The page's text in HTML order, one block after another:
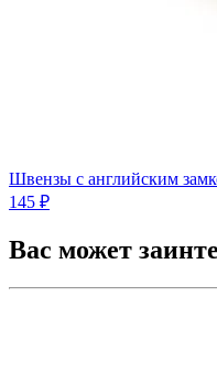
Швензы с английским
145 ₽
Вас может